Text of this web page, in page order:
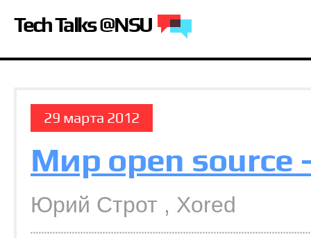
Tech Talks @NSU
29 марта 2012
Мир open source
Юрий Строт , Xored